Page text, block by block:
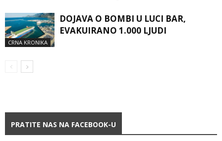
CRNA KRONIKA
DOJAVA O BOMBI U LUCI BAR,
EVAKUIRANO 1.000 LJUDI
PRATITE NAS NA FACEBOOK-U